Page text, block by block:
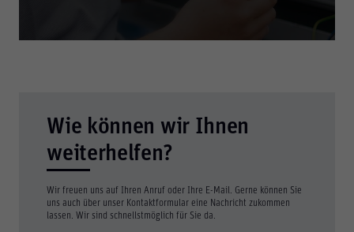
Erstklassige Produkte verdienen auch einen
erstklassigen Service. Deshalb steht Ihnen unser Team
immer mit Rat und Tat zur Seite.
Wie können wir Ihnen
weiterhelfen?
Wir freuen uns auf Ihren Anruf oder Ihre E-Mail. Gerne können Sie
uns auch über unser Kontaktformular eine Nachricht zukommen
lassen. Wir sind schnellstmöglich für Sie da.